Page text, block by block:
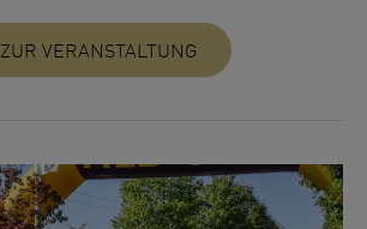
ZUR VERANSTALTUNG